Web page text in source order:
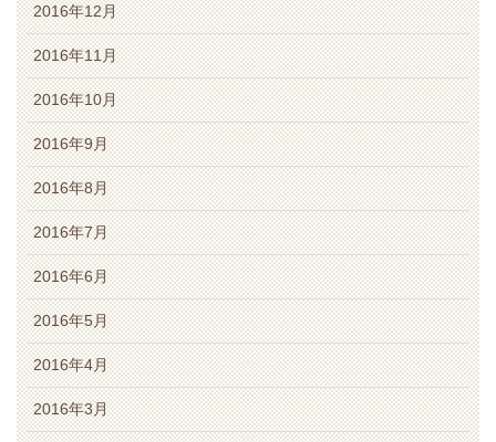
2016年12月
2016年11月
2016年10月
2016年9月
2016年8月
2016年7月
2016年6月
2016年5月
2016年4月
2016年3月